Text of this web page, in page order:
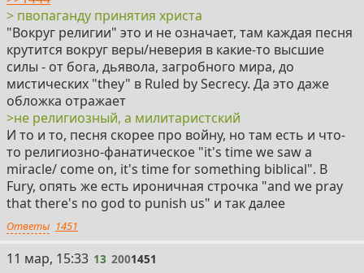
> пвопаганду принятия христа
"Вокруг религии" это и не означает, там каждая песня
крутится вокруг веры/неверия в какие-то высшие
силы - от бога, дьявола, загробного мира, до
мистических "they" в Ruled by Secrecy. Да это даже
обложка отражает
>не религиозный, а милитаристский
И то и то, песня скорее про войну, но там есть и что-
то религиозно-фанатическое "it's time we saw a
miracle/ come on, it's time for something biblical". В
Fury, опять же есть ироничная строчка "and we pray
that there's no god to punish us" и так далее
Ответы 1451
13
11 мар, 15:33 13 2001451